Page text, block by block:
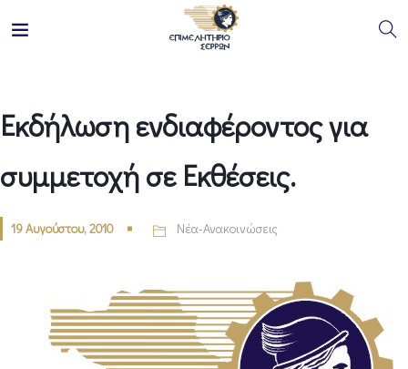
Εκδήλωση ενδιαφέροντος για
συμμετοχή σε Εκθέσεις.
19 Αυγούστου, 2010 Νέα-Ανακοινώσεις